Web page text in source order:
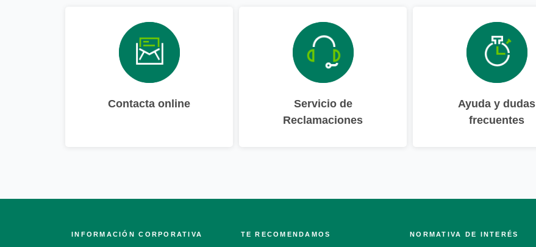
Contacta online
Servicio de
Reclamaciones
Ayuda y dudas
frecuentes
INFORMACIÓN CORPORATIVA TE RECOMENDAMOS NORMATIVA DE INTERÉS